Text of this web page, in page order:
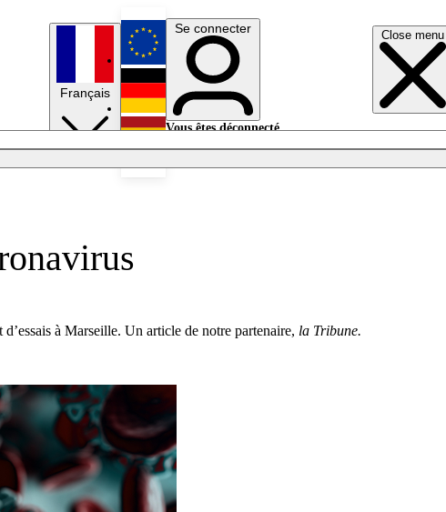
Close menu
Français
English
Deutsch
Se connecter
Vous êtes déconnecté.
à Marseille. Un article de notre partenaire, la Tribune.